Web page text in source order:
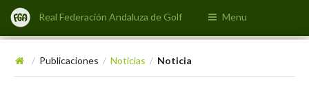
Real Federación Andaluza de Golf Menu
/ Publicaciones / Noticias / Noticia